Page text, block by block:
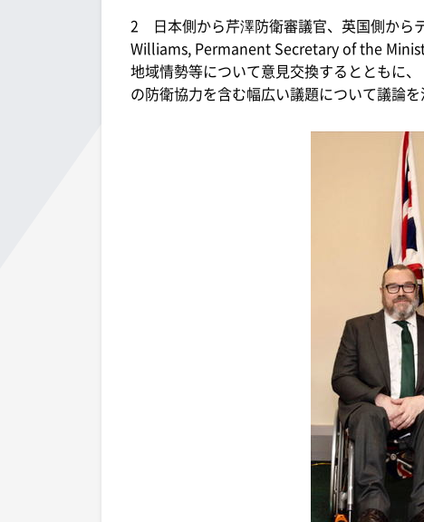
2 日本側から芹澤防衛審議官、英国側から
Williams, Permanent Secretary of the
地域情勢等について意見交換するとともに
の防衛協力を含む幅広い議題について議論を